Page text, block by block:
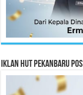
Iklan HUT Pekanbaru Pos